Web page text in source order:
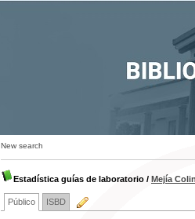
New search
Estadística guías de laboratorio / Mejía
Público ISBD